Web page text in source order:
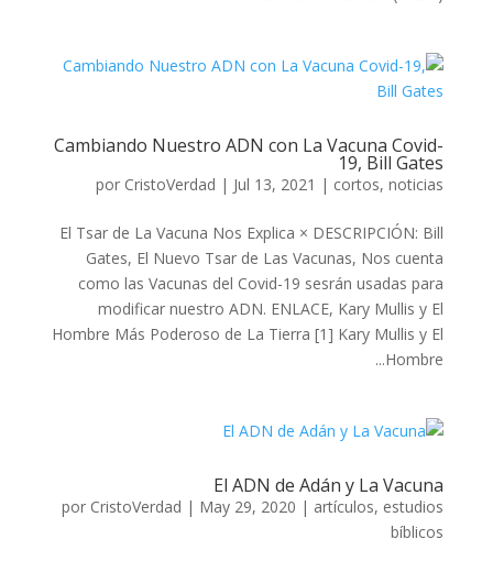
Cambiando Nuestro ADN con La Vacuna Covid-
19, Bill Gates
por CristoVerdad | Jul 13, 2021 | cortos,noticias
El Tsar de La Vacuna Nos Explica × DESCRIPCIÓN: Bill
Gates, El Nuevo Tsar de Las Vacunas, Nos cuenta
como las Vacunas del Covid-19 sesrán usadas para
modificar nuestro ADN. ENLACE, Kary Mullis y El
Hombre Más Poderoso de La Tierra [1] Kary Mullis y El
Hombre...
El ADN de Adán y La Vacuna
por CristoVerdad | May 29, 2020 | artículos, estudios
bíblicos